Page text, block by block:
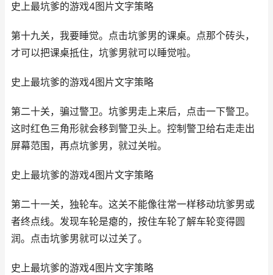
史上最坑爹的游戏4图片文字策略
第十九关，我要睡觉。点击坑爹男的课桌。点那个砖头，
才可以把课桌抵住，坑爹男就可以睡觉啦。
史上最坑爹的游戏4图片文字策略
第二十关，骗过警卫。坑爹男走上来后，点击一下警卫。
这时红色三角形就会移到警卫头上。控制警卫给右走走出
屏幕范围，再点坑爹男，就过关啦。
史上最坑爹的游戏4图片文字策略
第二十一关，独轮车。这关不能像往常一样移动坑爹男或
者终点线。发现车轮是瘪的，按住车轮了解车轮变得圆
润。点击坑爹男就可以过关了。
史上最坑爹的游戏4图片文字策略